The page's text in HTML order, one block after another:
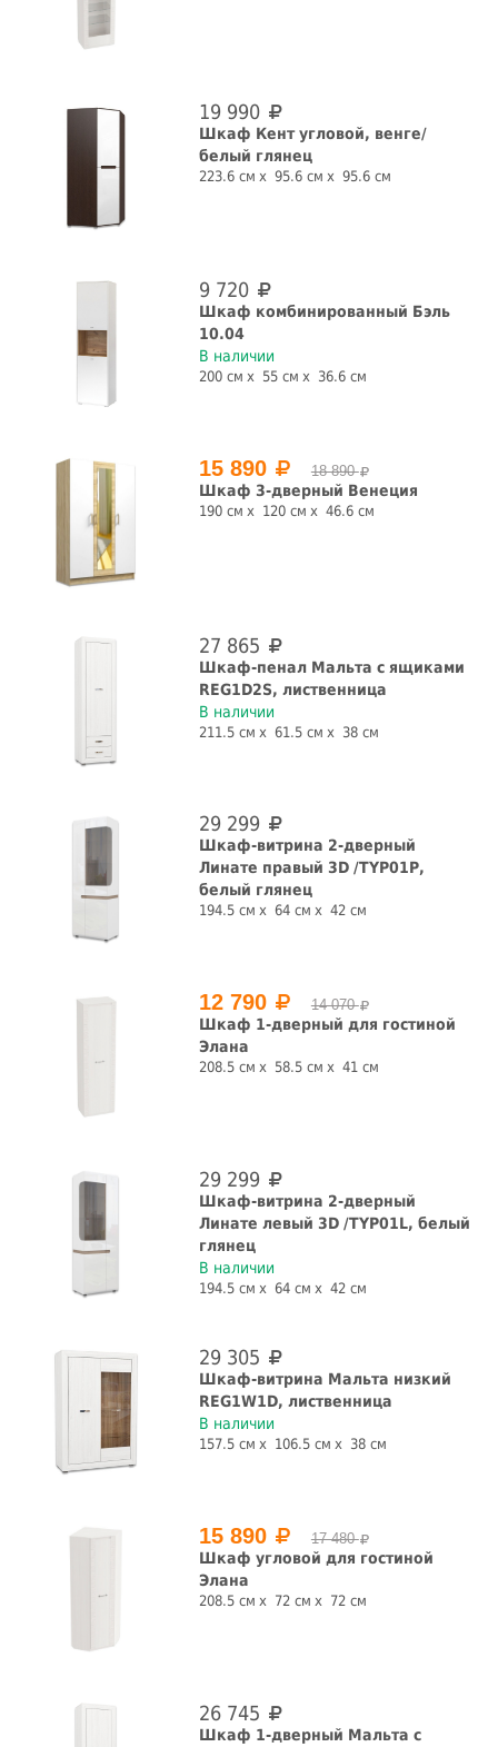
19 990
Шкаф Кент угловой, венге/
белый глянец
223.6 см 95.6 см 95.6 см
9 720
Шкаф комбинированный Бэль
10.04
В наличии
200 см 55 см 36.6 см
15 890 18 890
Шкаф 3-дверный Венеция
190 см 120 см 46.6 см
27 865
Шкаф-пенал Мальта с ящиками
REG1D2S, лиственница
В наличии
211.5 см 61.5 см 38 см
29 299
Шкаф-витрина 2-дверный
Линате правый 3D /TYP01Р,
белый глянец
194.5 см 64 см 42 см
12 790 14 070
Шкаф 1-дверный для гостиной
Элана
208.5 см 58.5 см 41 см
29 299
Шкаф-витрина 2-дверный
Линате левый 3D /TYP01L, белый
глянец
В наличии
194.5 см 64 см 42 см
29 305
Шкаф-витрина Мальта низкий
REG1W1D, лиственница
В наличии
157.5 см 106.5 см 38 см
15 890 17 480
Шкаф угловой для гостиной
Элана
208.5 см 72 см 72 см
26 745
Шкаф 1-дверный Мальта с